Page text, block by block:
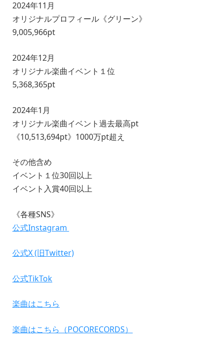
2024年11月
オリジナルプロフィール《グリーン》
9,005,966pt
2024年12月
オリジナル楽曲イベント１位
5,368,365pt
2024年1月
オリジナル楽曲イベント過去最高pt
《10,513,694pt》1000万pt超え
その他含め
イベント１位30回以上
イベント入賞40回以上
《各種SNS》
公式Instagram
公式X (旧Twitter)
公式TikTok
楽曲はこちら
楽曲はこちら（POCORECORDS）